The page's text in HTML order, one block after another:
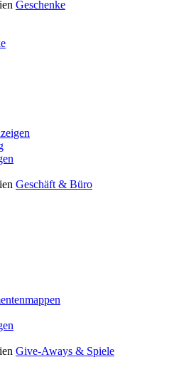
Geschenke
Geschäft & Büro
Give-Aways & Spiele